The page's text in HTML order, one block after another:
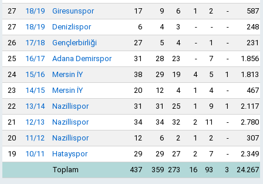
27
18/19 Giresunspor 17 9 6 1 2 -
587
27
18/19 Denizlispor 6 4 3 - - -
248
26
17/18 Gençlerbirliği 27 5 4 - 1 -
231
25
16/17 Adana Demirspor 31 28 23 - 7 -
1.856
24
15/16 Mersin İY 38 29 19 4 5 1
1.813
23
14/15 Mersin İY 20 12 4 1 4 -
467
22
13/14 Nazillispor 31 31 25 1 9 1
2.117
21
12/13 Nazillispor 34 34 32 2 11 -
2.780
20
11/12 Nazillispor 12 6 2 1 2 -
307
19
10/11 Hatayspor 29 29 27 2 7 -
2.349
Toplam
437 359 273 16 93 3 24.267